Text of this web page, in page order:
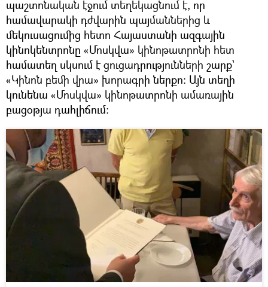
պաշտոնական էջում տեղեկացնում է, որ
համավարակի դժվարին պայմաններից և
մեկուսացումից հետո Հայաստանի ազգային
կինոկենտրոնը «Մոսկվա» կինոթատրոնի հետ
համատեղ սկսում է ցուցադրությունների շարք՝
«Կինոն բեմի վրա» խորագրի ներքո։ Այն տեղի
կունենա «Մոսկվա» կինոթատրոնի ամառային
բացօթյա դահլիճում: